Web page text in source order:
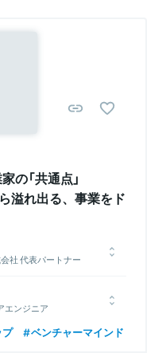
の「共通点」
溢れ出る、事業をド
社 代表パートナー
部卒業後、博報堂に入社
。2006年インタースパイア
任。その後、2度の経営統合
に就任、新規事業立ち上げ
エンジニア
株式会社を始めとする
プ ベンチャーマインド